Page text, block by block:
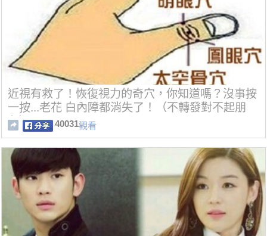
近視有救了！恢復視力的奇穴，你知道嗎？沒事按
一按...老花 白內障都消失了！（不轉發對不起朋
友）
40031觀看